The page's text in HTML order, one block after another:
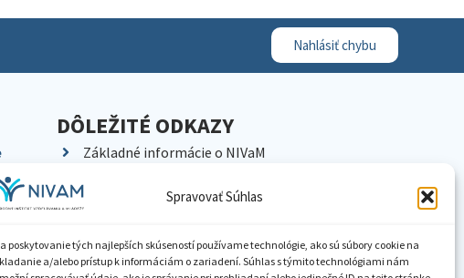
Spravovať Súhlas
poskytovanie tých najlepších skúseností používame technológie, ako sú súbory cookie na
a/alebo prístup k informáciám o zariadení. Súhlas s týmito technológiami nám
Nahlásiť chybu
DÔLEŽITÉ ODKAZY
Základné informácie o NIVaM
Kariéra
Pracoviská NIVaM